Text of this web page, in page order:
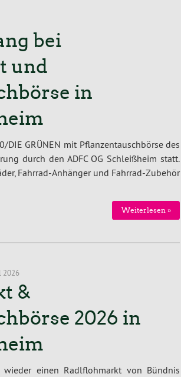
bei
und
in
GRÜNEN mit Pflanzentauschbörse des
durch den ADFC OG Schleißheim statt.
Fahrrad-Anhänger und Fahrrad-Zubehör
Weiterlesen »
2026
&
2026 in
einen Radlflohmarkt von Bündnis